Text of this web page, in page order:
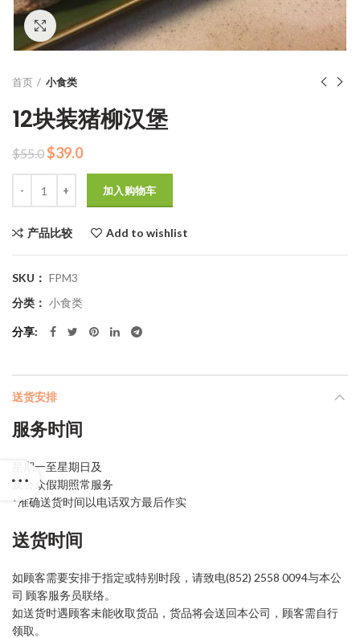
Click to enlarge
首页 小食类
12块装猪柳汉堡
$55.0 原
为：
$55.0。
$39.0当
格
$39.0。
加入购物车
产品比较 Add to wishlist
SKU： FPM3
分类： 小食类
分享
送货安排
服务时间
星期一至星期日及
及公众假期照常服务
*准确送货时间以电话双方最后作实
送货时间
如顾客需要安排于指定或特别时段，请致电(852) 2558 0094与本公
司 顾客服务员联络。
如送货时遇顾客未能收取货品，货品将会送回本公司，顾客需自行
领取。